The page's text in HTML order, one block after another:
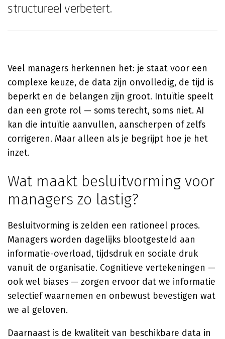
structureel verbetert.
Veel managers herkennen het: je staat voor een
complexe keuze, de data zijn onvolledig, de tijd is
beperkt en de belangen zijn groot. Intuïtie speelt
dan een grote rol — soms terecht, soms niet. AI
kan die intuïtie aanvullen, aanscherpen of zelfs
corrigeren. Maar alleen als je begrijpt hoe je het
inzet.
Wat maakt besluitvorming voor
managers zo lastig?
Besluitvorming is zelden een rationeel proces.
Managers worden dagelijks blootgesteld aan
informatie-overload, tijdsdruk en sociale druk
vanuit de organisatie. Cognitieve vertekeningen —
ook wel biases — zorgen ervoor dat we informatie
selectief waarnemen en onbewust bevestigen wat
we al geloven.
Daarnaast is de kwaliteit van beschikbare data in